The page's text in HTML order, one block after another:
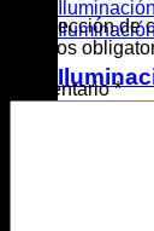
Tu dirección de
campos
Comentario*